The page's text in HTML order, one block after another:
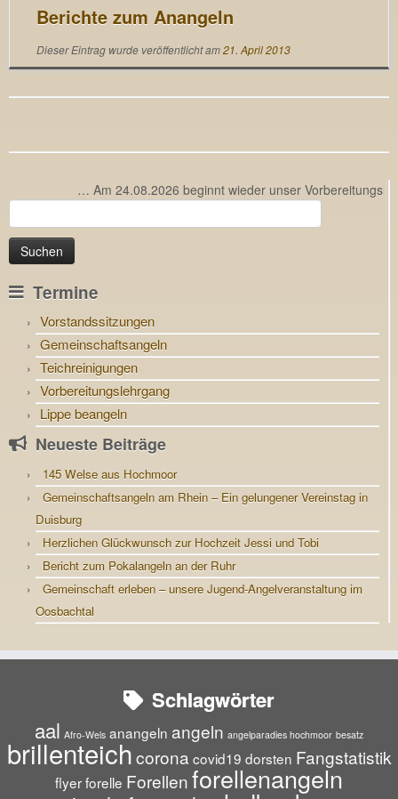
Berichte zum Anangeln
Dieser Eintrag wurde veröffentlicht am21. April 2013
… Am 24.08.2026 beginnt wieder unser
nach:
Termine
Vorstandssitzungen
Gemeinschaftsangeln
Teichreinigungen
Vorbereitungslehrgang
Lippe beangeln
Neueste Beiträge
145 Welse aus Hochmoor
Gemeinschaftsangeln am Rhein – Ein gelungener Vereinstag in
Duisburg
Herzlichen Glückwunsch zur Hochzeit Jessi und Tobi
Bericht zum Pokalangeln an der Ruhr
Gemeinschaft erleben – unsere Jugend-Angelveranstaltung im
Oosbachtal
Schlagwörter
aal Afro-Wels anangeln angeln angelparadies hochmoor besatz
brillenteichcorona covid19 dorsten Fangstatistik
flyerforelle Forellenforellenangeln